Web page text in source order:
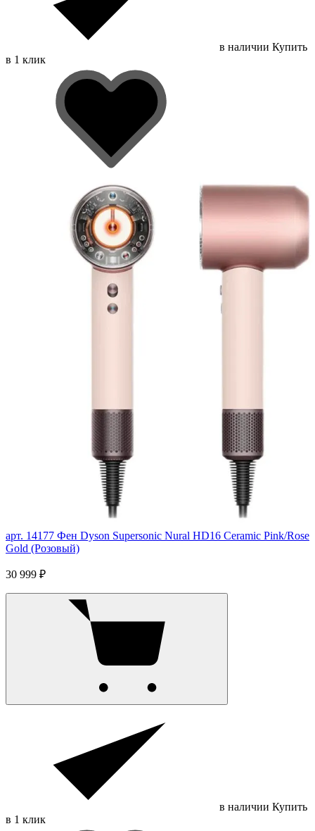
в наличии Купить
в 1 клик
арт. 14177 Фен Dyson Supersonic Nural HD16 Ceramic Pink/Rose
Gold (Розовый)
30 999 ₽
в наличии Купить
в 1 клик